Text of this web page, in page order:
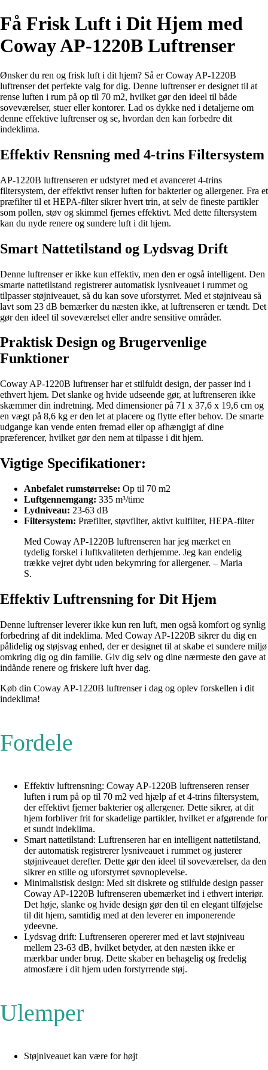
Få Frisk Luft i Dit Hjem med
Coway AP-1220B Luftrenser
Ønsker du ren og frisk luft i dit hjem? Så er Coway AP-1220B
luftrenser det perfekte valg for dig. Denne luftrenser er designet til at
rense luften i rum på op til 70 m2, hvilket gør den ideel til både
soveværelser, stuer eller kontorer. Lad os dykke ned i detaljerne om
denne effektive luftrenser og se, hvordan den kan forbedre dit
indeklima.
Effektiv Rensning med 4-trins Filtersystem
AP-1220B luftrenseren er udstyret med et avanceret 4-trins
filtersystem, der effektivt renser luften for bakterier og allergener. Fra et
præfilter til et HEPA-filter sikrer hvert trin, at selv de fineste partikler
som pollen, støv og skimmel fjernes effektivt. Med dette filtersystem
kan du nyde renere og sundere luft i dit hjem.
Smart Nattetilstand og Lydsvag Drift
Denne luftrenser er ikke kun effektiv, men den er også intelligent. Den
smarte nattetilstand registrerer automatisk lysniveauet i rummet og
tilpasser støjniveauet, så du kan sove uforstyrret. Med et støjniveau så
lavt som 23 dB bemærker du næsten ikke, at luftrenseren er tændt. Det
gør den ideel til soveværelset eller andre sensitive områder.
Praktisk Design og Brugervenlige
Funktioner
Coway AP-1220B luftrenser har et stilfuldt design, der passer ind i
ethvert hjem. Det slanke og hvide udseende gør, at luftrenseren ikke
skæmmer din indretning. Med dimensioner på 71 x 37,6 x 19,6 cm og
en vægt på 8,6 kg er den let at placere og flytte efter behov. De smarte
udgange kan vende enten fremad eller op afhængigt af dine
præferencer, hvilket gør den nem at tilpasse i dit hjem.
Vigtige Specifikationer:
Anbefalet rumstørrelse: Op til 70 m2
Luftgennemgang: 335 m³/time
Lydniveau: 23-63 dB
Filtersystem: Præfilter, støvfilter, aktivt kulfilter, HEPA-filter
Med Coway AP-1220B luftrenseren har jeg mærket en
tydelig forskel i luftkvaliteten derhjemme. Jeg kan endelig
trække vejret dybt uden bekymring for allergener. – Maria
S.
Effektiv Luftrensning for Dit Hjem
Denne luftrenser leverer ikke kun ren luft, men også komfort og synlig
forbedring af dit indeklima. Med Coway AP-1220B sikrer du dig en
pålidelig og støjsvag enhed, der er designet til at skabe et sundere miljø
omkring dig og din familie. Giv dig selv og dine nærmeste den gave at
indånde renere og friskere luft hver dag.
Køb din Coway AP-1220B luftrenser i dag og oplev forskellen i dit
indeklima!
Fordele
Effektiv luftrensning: Coway AP-1220B luftrenseren renser
luften i rum på op til 70 m2 ved hjælp af et 4-trins filtersystem,
der effektivt fjerner bakterier og allergener. Dette sikrer, at dit
hjem forbliver frit for skadelige partikler, hvilket er afgørende for
et sundt indeklima.
Smart nattetilstand: Luftrenseren har en intelligent nattetilstand,
der automatisk registrerer lysniveauet i rummet og justerer
støjniveauet derefter. Dette gør den ideel til soveværelser, da den
sikrer en stille og uforstyrret søvnoplevelse.
Minimalistisk design: Med sit diskrete og stilfulde design passer
Coway AP-1220B luftrenseren ubemærket ind i ethvert interiør.
Det høje, slanke og hvide design gør den til en elegant tilføjelse
til dit hjem, samtidig med at den leverer en imponerende
ydeevne.
Lydsvag drift: Luftrenseren opererer med et lavt støjniveau
mellem 23-63 dB, hvilket betyder, at den næsten ikke er
mærkbar under brug. Dette skaber en behagelig og fredelig
atmosfære i dit hjem uden forstyrrende støj.
Ulemper
Støjniveauet kan være for højt